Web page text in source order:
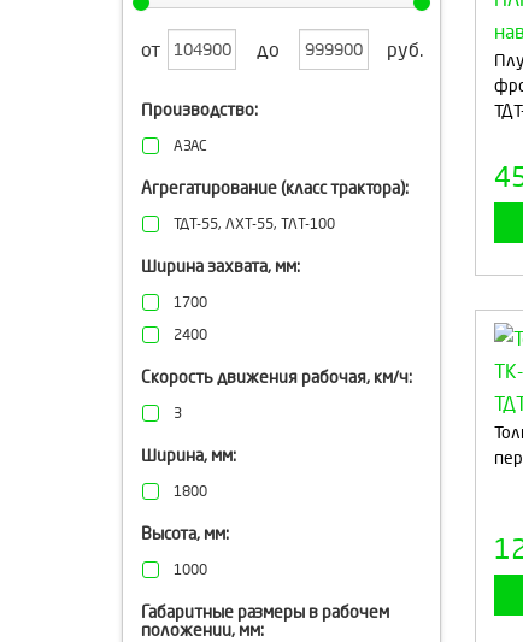
от до руб.
Производство:
АЗАС
Агрегатирование (класс трактора):
ТДТ-55, ЛХТ-55, ТЛТ-100
Ширина захвата, мм:
1700
2400
Скорость движения рабочая, км/ч:
3
Ширина, мм:
1800
Высота, мм:
1000
Габаритные размеры в рабочем
положении, мм: